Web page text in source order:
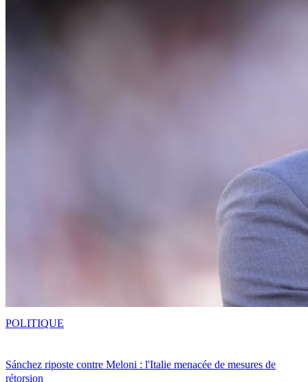
Sánchez riposte contre Meloni : l'Italie menacée de mesures de
rétorsion
POLITIQUE